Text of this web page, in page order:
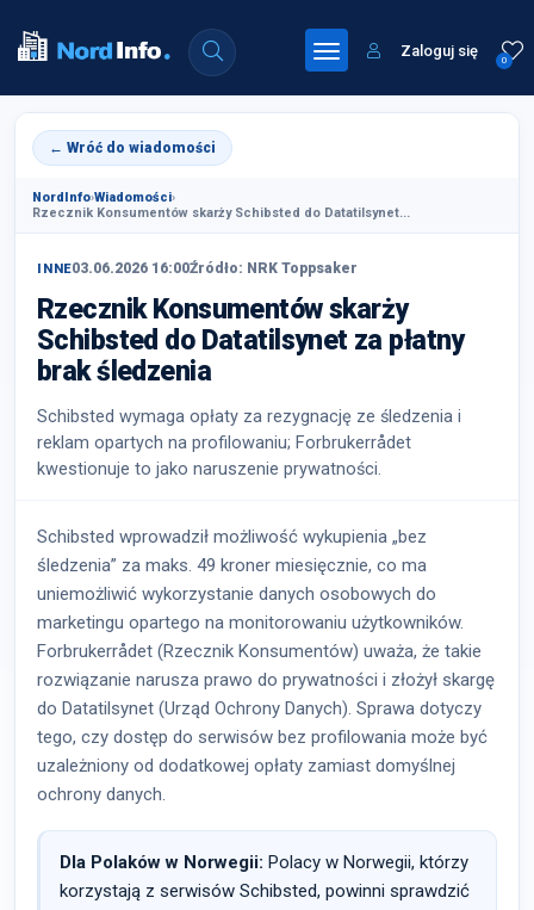
0
Zaloguj się
← Wróć do wiadomości
NordInfo›Wiadomości›
Rzecznik Konsumentów skarży Schibsted do Datatilsynet...
INNE03.06.2026 16:00Źródło: NRK Toppsaker
Rzecznik Konsumentów skarży
Schibsted do Datatilsynet za płatny
brak śledzenia
Schibsted wymaga opłaty za rezygnację ze śledzenia i
reklam opartych na profilowaniu; Forbrukerrådet
kwestionuje to jako naruszenie prywatności.
Schibsted wprowadził możliwość wykupienia „bez
śledzenia” za maks. 49 kroner miesięcznie, co ma
uniemożliwić wykorzystanie danych osobowych do
marketingu opartego na monitorowaniu użytkowników.
Forbrukerrådet (Rzecznik Konsumentów) uważa, że takie
rozwiązanie narusza prawo do prywatności i złożył skargę
do Datatilsynet (Urząd Ochrony Danych). Sprawa dotyczy
tego, czy dostęp do serwisów bez profilowania może być
uzależniony od dodatkowej opłaty zamiast domyślnej
ochrony danych.
Dla Polaków w Norwegii: Polacy w Norwegii, którzy
korzystają z serwisów Schibsted, powinni sprawdzić